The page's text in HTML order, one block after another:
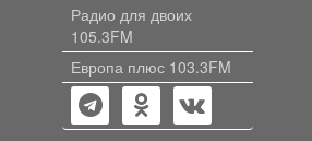
Радио для двоих
105.3FM
Европа плюс 103.3FM